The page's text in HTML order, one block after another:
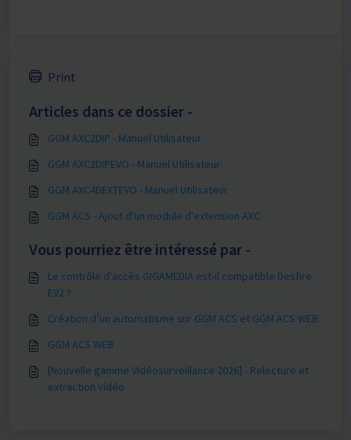
Print
Articles dans ce dossier -
GGM AXC2DIP - Manuel Utilisateur
GGM AXC2DIPEVO - Manuel Utilisateur
GGM AXC4DEXTEVO - Manuel Utilisateur
GGM ACS - Ajout d'un module d'extension AXC
Vous pourriez être intéressé par -
Le contrôle d'accès GIGAMEDIA est-il compatible Desfire
EV2 ?
Création d’un automatisme sur GGM ACS et GGM ACS WEB
GGM ACS WEB
[Nouvelle gamme Vidéosurveillance 2026] - Relecture et
extraction vidéo